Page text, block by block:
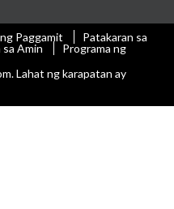
Paggamit
Patakaran sa
Amin
Programa ng
Lahat ng karapatan ay